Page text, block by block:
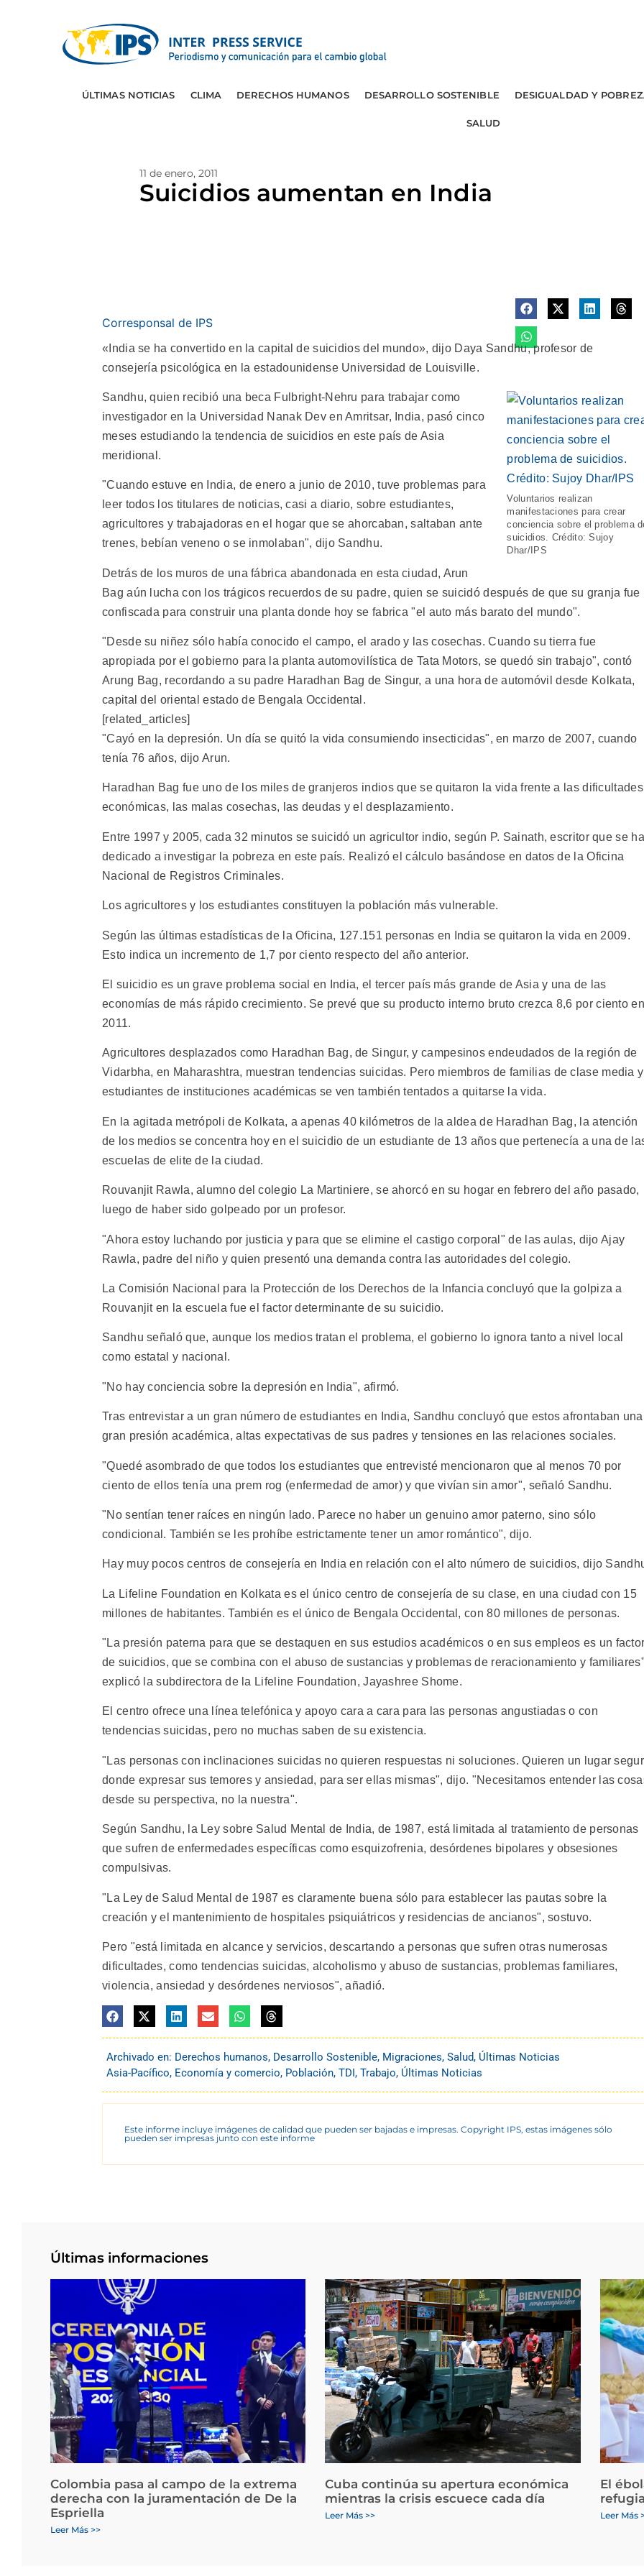
ÚLTIMAS NOTICIAS CLIMA DERECHOS HUMANOS DESARROLLO SOSTENIBLE DESIGUALDAD Y
SALUD
11 de enero, 2011
Suicidios aumentan en India
Corresponsal de IPS
«India se ha convertido en la capital de suicidios del mundo», dijo Daya Sandhu, profesor de
consejería psicológica en la estadounidense Universidad de Louisville.
Voluntarios realizan
manifestaciones para crear
conciencia sobre el problema
suicidios. Crédito: Sujoy
Dhar/IPS
Sandhu, quien recibió una beca Fulbright-Nehru para trabajar como
investigador en la Universidad Nanak Dev en Amritsar, India, pasó cinco
meses estudiando la tendencia de suicidios en este país de Asia
meridional.
"Cuando estuve en India, de enero a junio de 2010, tuve problemas para
leer todos los titulares de noticias, casi a diario, sobre estudiantes,
agricultores y trabajadoras en el hogar que se ahorcaban, saltaban ante
trenes, bebían veneno o se inmolaban", dijo Sandhu.
Detrás de los muros de una fábrica abandonada en esta ciudad, Arun
Bag aún lucha con los trágicos recuerdos de su padre, quien se suicidó después de que su granja fue
confiscada para construir una planta donde hoy se fabrica "el auto más barato del mundo".
"Desde su niñez sólo había conocido el campo, el arado y las cosechas. Cuando su tierra fue
apropiada por el gobierno para la planta automovilística de Tata Motors, se quedó sin trabajo", contó
Arung Bag, recordando a su padre Haradhan Bag de Singur, a una hora de automóvil desde Kolkata,
capital del oriental estado de Bengala Occidental.
[related_articles]
"Cayó en la depresión. Un día se quitó la vida consumiendo insecticidas", en marzo de 2007, cuando
tenía 76 años, dijo Arun.
Haradhan Bag fue uno de los miles de granjeros indios que se quitaron la vida frente a las dificultades
económicas, las malas cosechas, las deudas y el desplazamiento.
Entre 1997 y 2005, cada 32 minutos se suicidó un agricultor indio, según P. Sainath, escritor que se ha
dedicado a investigar la pobreza en este país. Realizó el cálculo basándose en datos de la Oficina
Nacional de Registros Criminales.
Los agricultores y los estudiantes constituyen la población más vulnerable.
Según las últimas estadísticas de la Oficina, 127.151 personas en India se quitaron la vida en 2009.
Esto indica un incremento de 1,7 por ciento respecto del año anterior.
El suicidio es un grave problema social en India, el tercer país más grande de Asia y una de las
economías de más rápido crecimiento. Se prevé que su producto interno bruto crezca 8,6 por ciento en
2011.
Agricultores desplazados como Haradhan Bag, de Singur, y campesinos endeudados de la región de
Vidarbha, en Maharashtra, muestran tendencias suicidas. Pero miembros de familias de clase media y
estudiantes de instituciones académicas se ven también tentados a quitarse la vida.
En la agitada metrópoli de Kolkata, a apenas 40 kilómetros de la aldea de Haradhan Bag, la atención
de los medios se concentra hoy en el suicidio de un estudiante de 13 años que pertenecía a una de
escuelas de elite de la ciudad.
Rouvanjit Rawla, alumno del colegio La Martiniere, se ahorcó en su hogar en febrero del año pasado,
luego de haber sido golpeado por un profesor.
"Ahora estoy luchando por justicia y para que se elimine el castigo corporal" de las aulas, dijo Ajay
Rawla, padre del niño y quien presentó una demanda contra las autoridades del colegio.
La Comisión Nacional para la Protección de los Derechos de la Infancia concluyó que la golpiza a
Rouvanjit en la escuela fue el factor determinante de su suicidio.
Sandhu señaló que, aunque los medios tratan el problema, el gobierno lo ignora tanto a nivel local
como estatal y nacional.
"No hay conciencia sobre la depresión en India", afirmó.
Tras entrevistar a un gran número de estudiantes en India, Sandhu concluyó que estos afrontaban una
gran presión académica, altas expectativas de sus padres y tensiones en las relaciones sociales.
"Quedé asombrado de que todos los estudiantes que entrevisté mencionaron que al menos 70 por
ciento de ellos tenía una prem rog (enfermedad de amor) y que vivían sin amor", señaló Sandhu.
"No sentían tener raíces en ningún lado. Parece no haber un genuino amor paterno, sino sólo
condicional. También se les prohíbe estrictamente tener un amor romántico", dijo.
Hay muy pocos centros de consejería en India en relación con el alto número de suicidios, dijo
La Lifeline Foundation en Kolkata es el único centro de consejería de su clase, en una ciudad con 15
millones de habitantes. También es el único de Bengala Occidental, con 80 millones de personas.
"La presión paterna para que se destaquen en sus estudios académicos o en sus empleos es un
de suicidios, que se combina con el abuso de sustancias y problemas de reracionamiento y
explicó la subdirectora de la Lifeline Foundation, Jayashree Shome.
El centro ofrece una línea telefónica y apoyo cara a cara para las personas angustiadas o con
tendencias suicidas, pero no muchas saben de su existencia.
"Las personas con inclinaciones suicidas no quieren respuestas ni soluciones. Quieren un lugar
donde expresar sus temores y ansiedad, para ser ellas mismas", dijo. "Necesitamos entender las
desde su perspectiva, no la nuestra".
Según Sandhu, la Ley sobre Salud Mental de India, de 1987, está limitada al tratamiento de personas
que sufren de enfermedades específicas como esquizofrenia, desórdenes bipolares y obsesiones
compulsivas.
"La Ley de Salud Mental de 1987 es claramente buena sólo para establecer las pautas sobre la
creación y el mantenimiento de hospitales psiquiátricos y residencias de ancianos", sostuvo.
Pero "está limitada en alcance y servicios, descartando a personas que sufren otras numerosas
dificultades, como tendencias suicidas, alcoholismo y abuso de sustancias, problemas familiares,
violencia, ansiedad y desórdenes nerviosos", añadió.
Archivado en: Derechos humanos, Desarrollo Sostenible, Migraciones, Salud, Últimas Noticias
Asia-Pacífico, Economía y comercio, Población, TDI, Trabajo, Últimas Noticias
Este informe incluye imágenes de calidad que pueden ser bajadas e impresas. Copyright IPS, estas imágenes sólo
pueden ser impresas junto con este informe
Últimas informaciones
Colombia pasa al campo de la extrema
derecha con la juramentación de De la
Espriella
Leer Más >>
Cuba continúa su apertura económica
mientras la crisis escuece cada día
Leer Más >>
El
Leer Más